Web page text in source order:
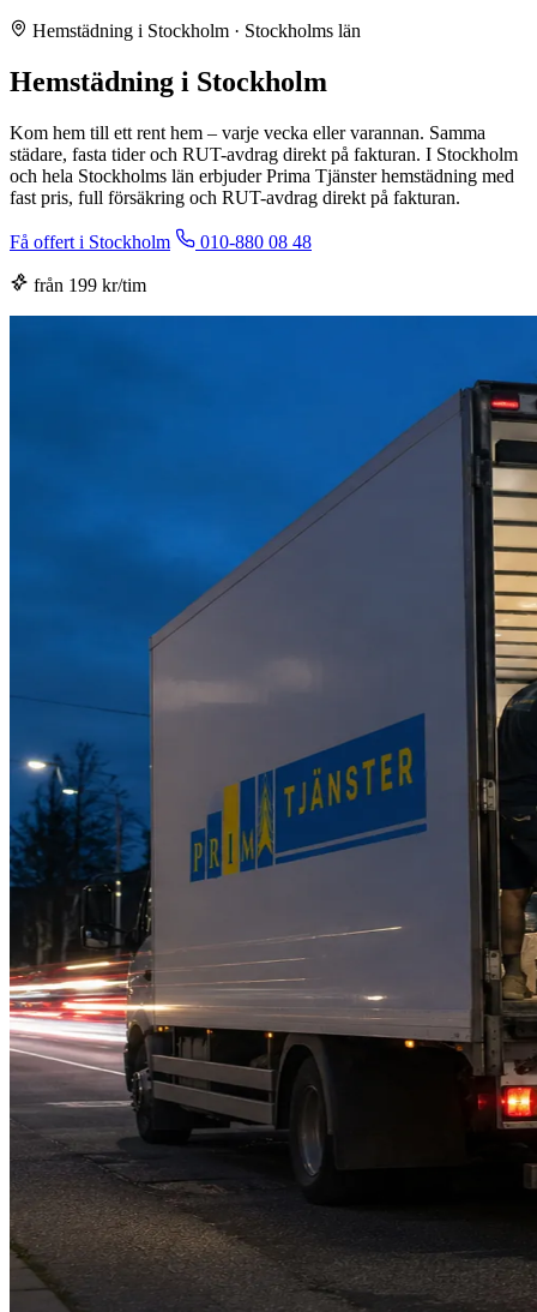
Hemstädning i Stockholm · Stockholms län
Hemstädning i Stockholm
Kom hem till ett rent hem – varje vecka eller varannan. Samma
städare, fasta tider och RUT-avdrag direkt på fakturan. I Stockholm
och hela Stockholms län erbjuder Prima Tjänster hemstädning med
fast pris, full försäkring och RUT-avdrag direkt på fakturan.
Få offert i Stockholm 010-880 08 48
från 199 kr/tim